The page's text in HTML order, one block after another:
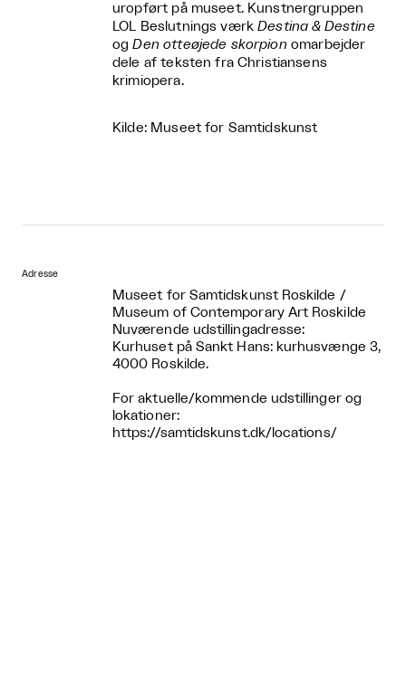
uropført på museet. Kunstnergruppen
LOL Beslutnings værkDestina & Destine
ogDen otteøjede skorpion omarbejder
dele af teksten fra Christiansens
krimiopera.
Kilde: Museet for Samtidskunst
Adresse
Museet for Samtidskunst Roskilde /
Museum of Contemporary Art Roskilde
Nuværende udstillingadresse:
Kurhuset på Sankt Hans: kurhusvænge 3,
4000 Roskilde.
For aktuelle/kommende udstillinger og
lokationer:
https://samtidskunst.dk/locations/